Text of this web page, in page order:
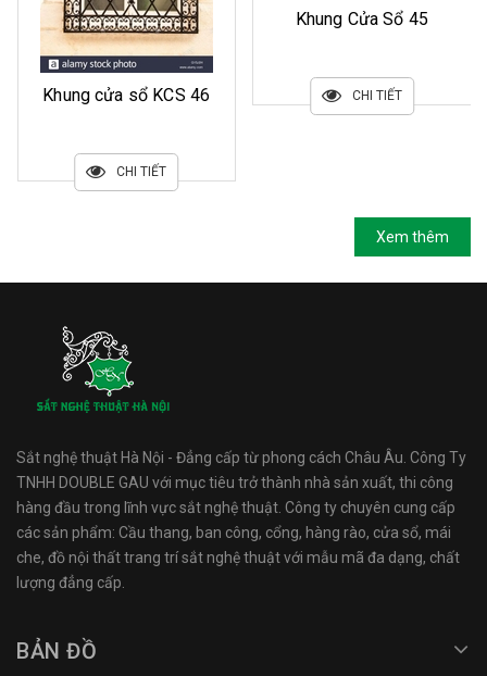
Khung cửa sổ KCS 46
CHI TIẾT
Khung Cửa Sổ 45
CHI TIẾT
Xem thêm
Sắt nghệ thuật Hà Nội - Đẳng cấp từ phong cách Châu Âu. Công Ty
TNHH DOUBLE GAU với mục tiêu trở thành nhà sản xuất, thi công
hàng đầu trong lĩnh vực sắt nghệ thuật. Công ty chuyên cung cấp
các sản phẩm: Cầu thang, ban công, cổng, hàng rào, cửa sổ, mái
che, đồ nội thất trang trí sắt nghệ thuật với mẫu mã đa dạng, chất
lượng đẳng cấp.
BẢN ĐỒ